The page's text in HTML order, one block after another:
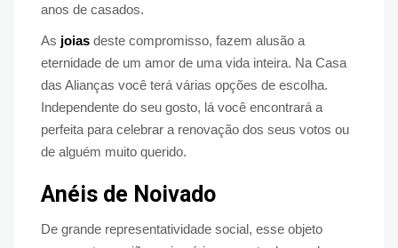
anos de casados.
As joias deste compromisso, fazem alusão a
eternidade de um amor de uma vida inteira. Na Casa
das Alianças você terá várias opções de escolha.
Independente do seu gosto, lá você encontrará a
perfeita para celebrar a renovação dos seus votos ou
de alguém muito querido.
Anéis de Noivado
De grande representatividade social, esse objeto